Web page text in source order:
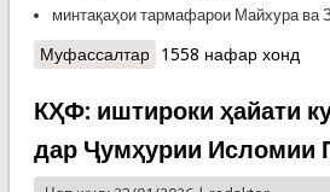
минтақаҳои тармафарои Майхура ва
Муфассалтаро КҲФ: Огоҳӣ дар
1558 нафар хонд
КҲФ: иштироки ҳайати
дар Ҷумҳурии Исломии